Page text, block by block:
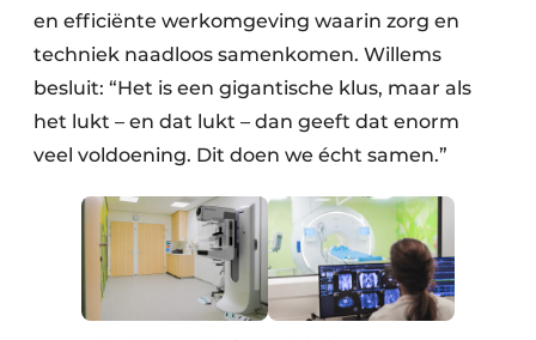
en efficiënte werkomgeving waarin zorg en
techniek naadloos samenkomen. Willems
besluit: “Het is een gigantische klus, maar als
het lukt – en dat lukt – dan geeft dat enorm
veel voldoening. Dit doen we écht samen.”